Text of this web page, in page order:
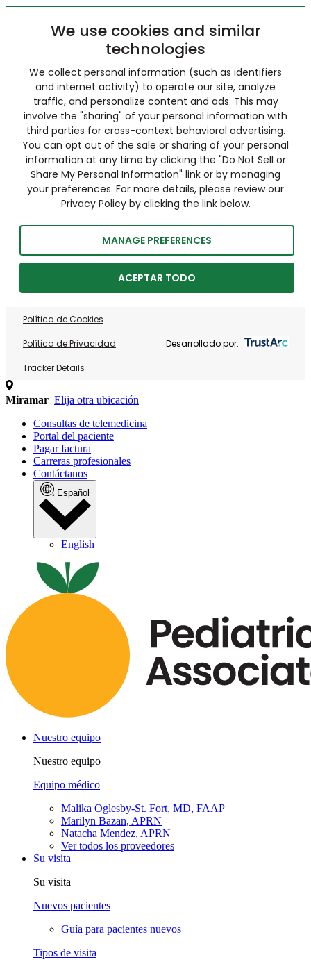
We use cookies and similar
technologies
We collect personal information (such as identifiers
and internet activity) to operate our site, analyze
traffic, and personalize content and ads. This may
involve the "sharing" of your personal information with
third parties for cross-context behavioral advertising.
You can opt out of the sale or sharing of your personal
information at any time by clicking the "Do Not Sell or
Share My Personal Information" link or by managing
your preferences. For more details, please review our
Privacy Policy by clicking the link below.
MANAGE PREFERENCES
ACEPTAR TODO
Política de Cookies
Política de Privacidad
Tracker Details
Desarrollado por:
Miramar Elija otra ubicación
Consultas de telemedicina
Portal del paciente
Pagar factura
Carreras profesionales
Contáctanos
Español
English
Nuestro equipo
Nuestro equipo
Equipo médico
Malika Oglesby-St. Fort, MD, FAAP
Marilyn Bazan, APRN
Natacha Mendez, APRN
Ver todos los proveedores
Su visita
Su visita
Nuevos pacientes
Guía para pacientes nuevos
Tipos de visita